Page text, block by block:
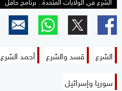
الشرع قسد والشرع أحمد الشرع
سوريا وإسرائيل